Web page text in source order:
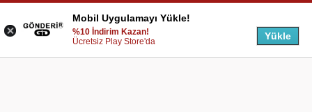
Mobil Uygulamayı Yükle!
%10 İndirim Kazan!
Ücretsiz Play Store'da
Yükle